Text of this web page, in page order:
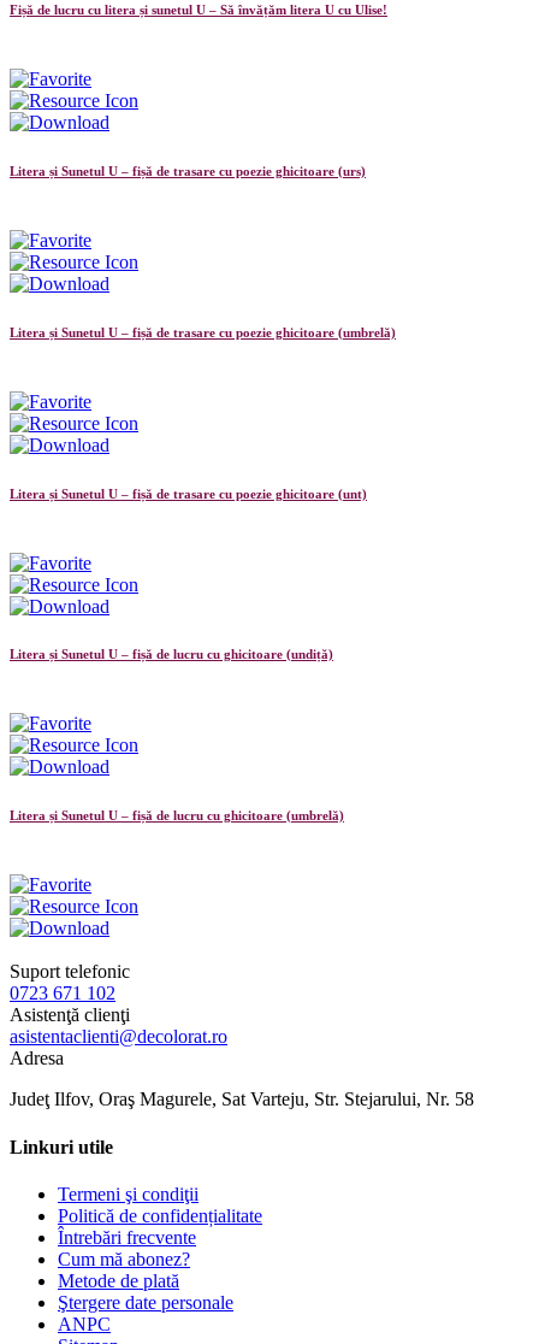
Fișă de lucru cu litera și sunetul U – Să învățăm litera U cu Ulise!
Litera și Sunetul U – fișă de trasare cu poezie ghicitoare (urs)
Litera și Sunetul U – fișă de trasare cu poezie ghicitoare (umbrelă)
Litera și Sunetul U – fișă de trasare cu poezie ghicitoare (unt)
Litera și Sunetul U – fișă de lucru cu ghicitoare (undiță)
Litera și Sunetul U – fișă de lucru cu ghicitoare (umbrelă)
Suport telefonic
0723 671 102
Asistenţă clienţi
asistentaclienti@decolorat.ro
Adresa
Judeţ Ilfov, Oraş Magurele, Sat Varteju, Str. Stejarului, Nr. 58
Linkuri utile
Termeni şi condiţii
Politică de confidențialitate
Întrebări frecvente
Cum mă abonez?
Metode de plată
Ştergere date personale
ANPC